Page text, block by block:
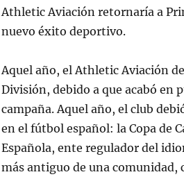
Athletic Aviación retornaría a
nuevo éxito deportivo.
Aquel año, el Athletic Aviación
División, debido a que acabó en
campaña. Aquel año, el club
en el fútbol español: la Copa de
Española, ente regulador del
más antiguo de una comunidad,